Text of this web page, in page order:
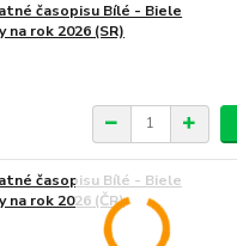
časopisu Bílé - Biele
na rok 2026 (SR)
časopisu Bílé - Biele
na rok 2026 (ČR)